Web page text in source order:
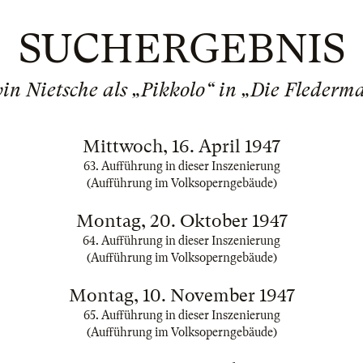
SUCHERGEBNIS
Nietsche als „Pikkolo“ in „Die
Mittwoch, 16. April 1947
63. Aufführung in dieser Inszenierung
(Aufführung im Volksoperngebäude)
Montag, 20. Oktober 1947
64. Aufführung in dieser Inszenierung
(Aufführung im Volksoperngebäude)
Montag, 10. November 1947
65. Aufführung in dieser Inszenierung
(Aufführung im Volksoperngebäude)